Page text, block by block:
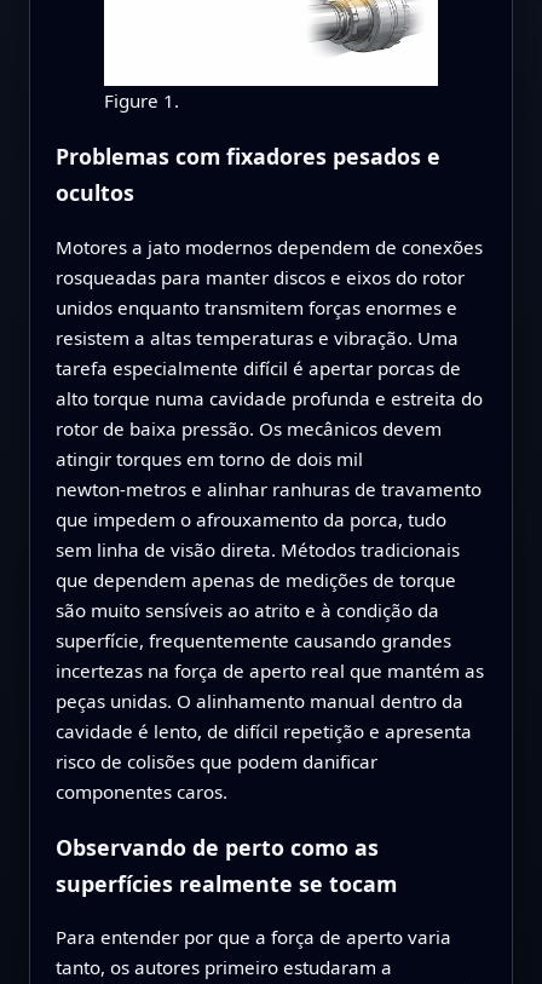
Figure 1.
Problemas com fixadores pesados e
ocultos
Motores a jato modernos dependem de conexões
rosqueadas para manter discos e eixos do rotor
unidos enquanto transmitem forças enormes e
resistem a altas temperaturas e vibração. Uma
tarefa especialmente difícil é apertar porcas de
alto torque numa cavidade profunda e estreita do
rotor de baixa pressão. Os mecânicos devem
atingir torques em torno de dois mil
newton‑metros e alinhar ranhuras de travamento
que impedem o afrouxamento da porca, tudo
sem linha de visão direta. Métodos tradicionais
que dependem apenas de medições de torque
são muito sensíveis ao atrito e à condição da
superfície, frequentemente causando grandes
incertezas na força de aperto real que mantém as
peças unidas. O alinhamento manual dentro da
cavidade é lento, de difícil repetição e apresenta
risco de colisões que podem danificar
componentes caros.
Observando de perto como as
superfícies realmente se tocam
Para entender por que a força de aperto varia
tanto, os autores primeiro estudaram a